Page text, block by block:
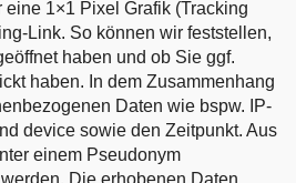
1×1 Pixel Grafik (Tracking
Link. So können wir feststellen,
haben und ob Sie ggf.
haben. In dem Zusammenhang
Daten wie bspw. IP-
device sowie den Zeitpunkt. Aus
einem Pseudonym
Die erhobenen Daten